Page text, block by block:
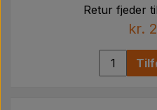
Retur fjeder
kr.